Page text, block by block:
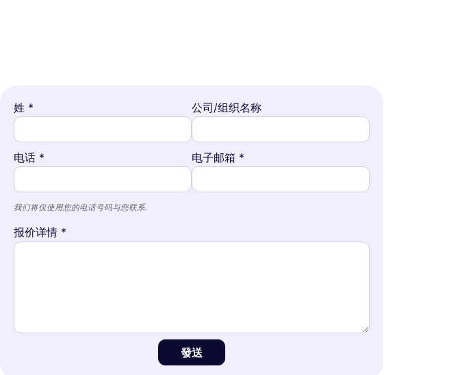
姓 * 公司/组织名称
电话 * 电子邮箱 *
我们将仅使用您的电话号码与您联系.
报价详情 *
發送